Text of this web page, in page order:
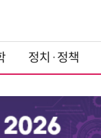
정치·정책